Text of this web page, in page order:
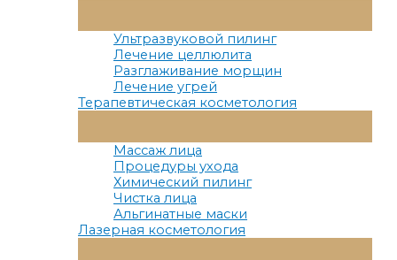
Меню
Ультразвуковой пилинг
Лечение целлюлита
Разглаживание морщин
Лечение угрей
Терапевтическая косметология
Меню
Массаж лица
Процедуры ухода
Химический пилинг
Чистка лица
Альгинатные маски
Лазерная косметология